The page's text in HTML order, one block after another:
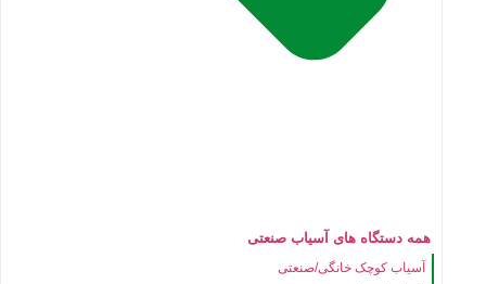
همه دستگاه های آسیاب صنعتی
آسیاب کوچک خانگی/صنعتی